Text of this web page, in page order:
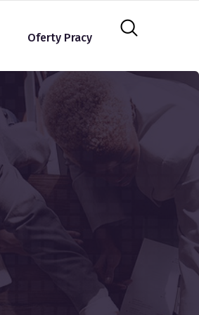
Oferty Pracy